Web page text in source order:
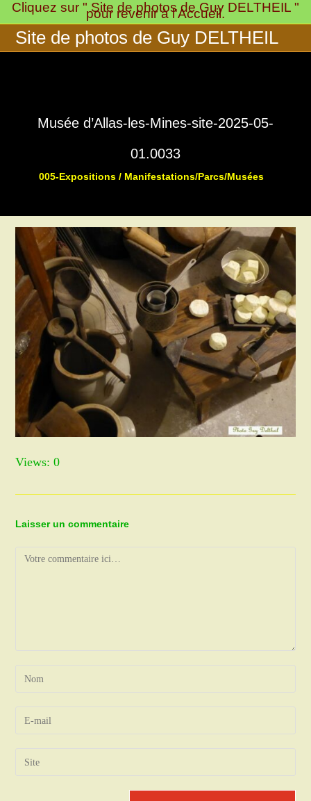
Skip
to
content
Cliquez sur " Site de photos de Guy DELTHEIL "
pour revenir à l'Accueil.
Site de photos de Guy DELTHEIL
Musée d’Allas-les-Mines-site-2025-05-
01.0033
005-Expositions / Manifestations/Parcs/Musées
Views: 0
Laisser un commentaire
Comment
Enter
Enter
address
Saisir